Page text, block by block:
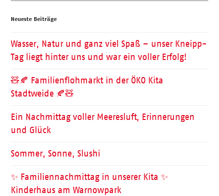
Neueste Beiträge
Wasser, Natur und ganz viel Spaß – unser Kneipp-
Tag liegt hinter uns und war ein voller Erfolg!
🧸🍂 Familienflohmarkt in der ÖKO Kita
Stadtweide 🍂🧸
Ein Nachmittag voller Meeresluft, Erinnerungen
und Glück
Sommer, Sonne, Slushi
✨ Familiennachmittag in unserer Kita ✨
Kinderhaus am Warnowpark